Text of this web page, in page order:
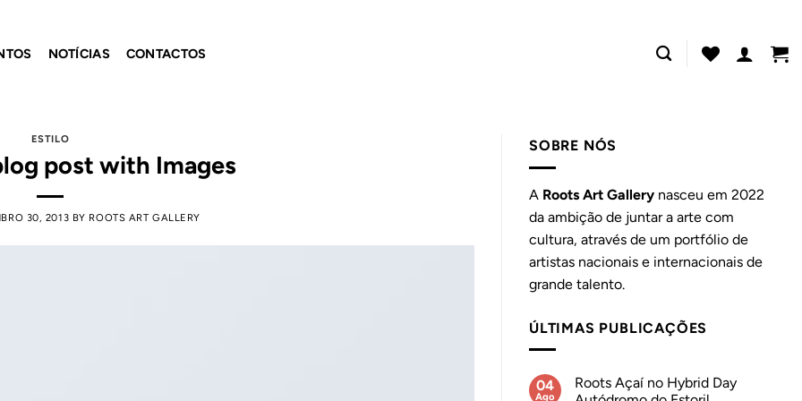
NOTÍCIAS CONTACTOS
ESTILO
post with Images
30, 2013 BY ROOTS ART GALLERY
SOBRE NÓS
A Roots Art Gallery nasceu em 2022
da ambição de juntar a arte com
cultura, através de um portfólio de
artistas nacionais e internacionais de
grande talento.
ÚLTIMAS PUBLICAÇÕES
04
Ago
Roots Açaí no Hybrid Day